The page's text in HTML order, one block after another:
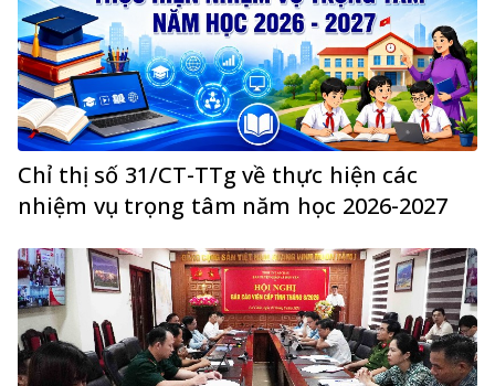
Chỉ thị số 31/CT-TTg về thực hiện các
nhiệm vụ trọng tâm năm học 2026-2027